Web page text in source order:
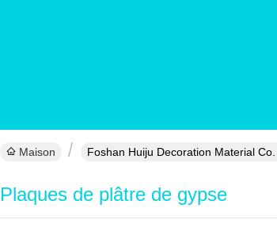
Maison Foshan Huiju Decoration Material
Plaques de plâtre de gypse